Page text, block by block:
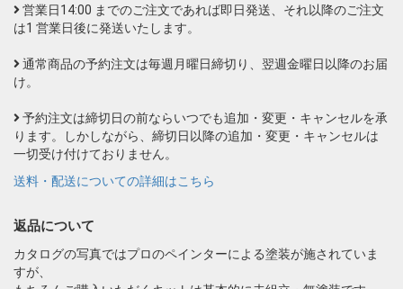
営業日14:00 までのご注文であれば即日発送、それ以降のご注文
は1 営業日後に発送いたします。
通常商品の予約注文は毎週月曜日締切り、翌週金曜日以降のお届
け。
予約注文は締切日の前ならいつでも追加・変更・キャンセルを承
ります。しかしながら、締切日以降の追加・変更・キャンセルは
一切受け付けておりません。
送料・配送についての詳細はこちら
返品について
カタログの写真ではプロのペインターによる塗装が施されていま
すが、